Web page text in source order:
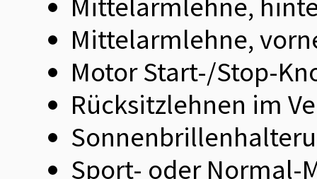
Mittelarmlehne,
Motor Start-/Stop-
Rücksitzlehnen im
Sport- oder Normal-